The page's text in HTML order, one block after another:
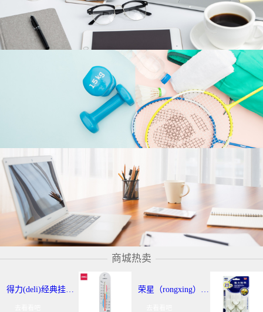
商城热卖
得力(deli)经典挂壁式温度计 个性化提示温湿度计 办公用品 9013 荣星（rongxing）RX-220 超强力粘钩/挂钩（2KG） 3个/卡